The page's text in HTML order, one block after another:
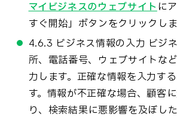
マイビジネスのウェブサイト に
すぐ開始」ボタンをクリックしま
4.6.3 ビジネス情報の入力 ビジ
所、電話番号、ウェブサイトな
力します。正確な情報を入力す
す。情報が不正確な場合、顧客
り、検索結果に悪影響を及ぼし